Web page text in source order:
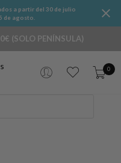
a partir del 30 de julio
de agosto.
(SOLO PENÍNSULA)
0